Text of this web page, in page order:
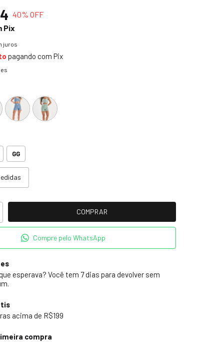
40% OFF
Pix
juros
pagando com Pix
GG
Compre pelo WhatsApp
esperava? Você tem 7 dias para devolver sem
acima de R$199
compra